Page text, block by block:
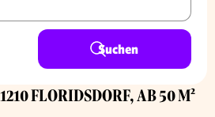
Suchen
1210 FLORIDSDORF, AB 50 M²